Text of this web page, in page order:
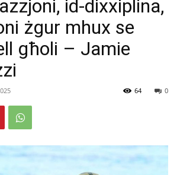
id-dixxiplina,
żgur mhux se
għoli – Jamie
0
64